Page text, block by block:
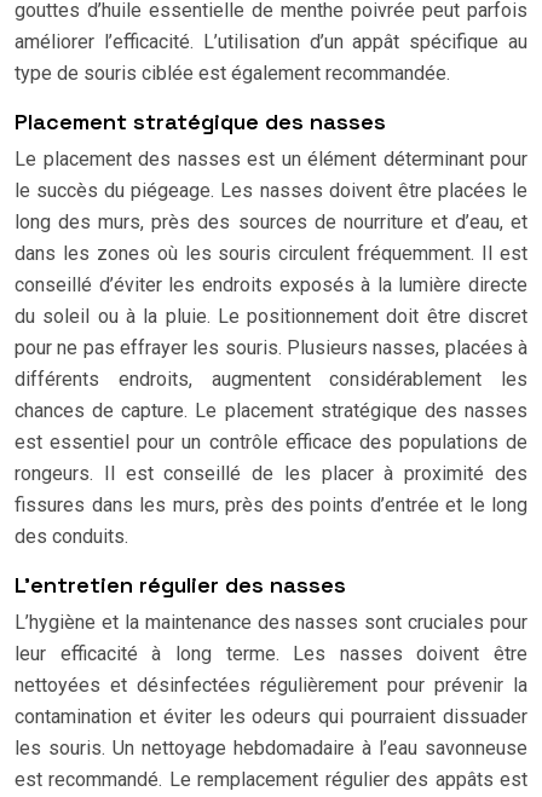
gouttes d’huile essentielle de menthe poivrée peut parfois
améliorer l’efficacité. L’utilisation d’un appât spécifique au
type de souris ciblée est également recommandée.
Placement stratégique des nasses
Le placement des nasses est un élément déterminant pour
le succès du piégeage. Les nasses doivent être placées le
long des murs, près des sources de nourriture et d’eau, et
dans les zones où les souris circulent fréquemment. Il est
conseillé d’éviter les endroits exposés à la lumière directe
du soleil ou à la pluie. Le positionnement doit être discret
pour ne pas effrayer les souris. Plusieurs nasses, placées à
différents endroits, augmentent considérablement les
chances de capture. Le placement stratégique des nasses
est essentiel pour un contrôle efficace des populations de
rongeurs. Il est conseillé de les placer à proximité des
fissures dans les murs, près des points d’entrée et le long
des conduits.
L’entretien régulier des nasses
L’hygiène et la maintenance des nasses sont cruciales pour
leur efficacité à long terme. Les nasses doivent être
nettoyées et désinfectées régulièrement pour prévenir la
contamination et éviter les odeurs qui pourraient dissuader
les souris. Un nettoyage hebdomadaire à l’eau savonneuse
est recommandé. Le remplacement régulier des appâts est